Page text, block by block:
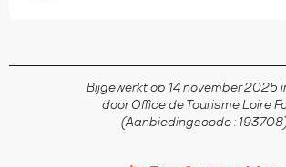
Bijgewerkt op 14 november 2025
door Office de Tourisme Loire
(Aanbiedingscode : 193708